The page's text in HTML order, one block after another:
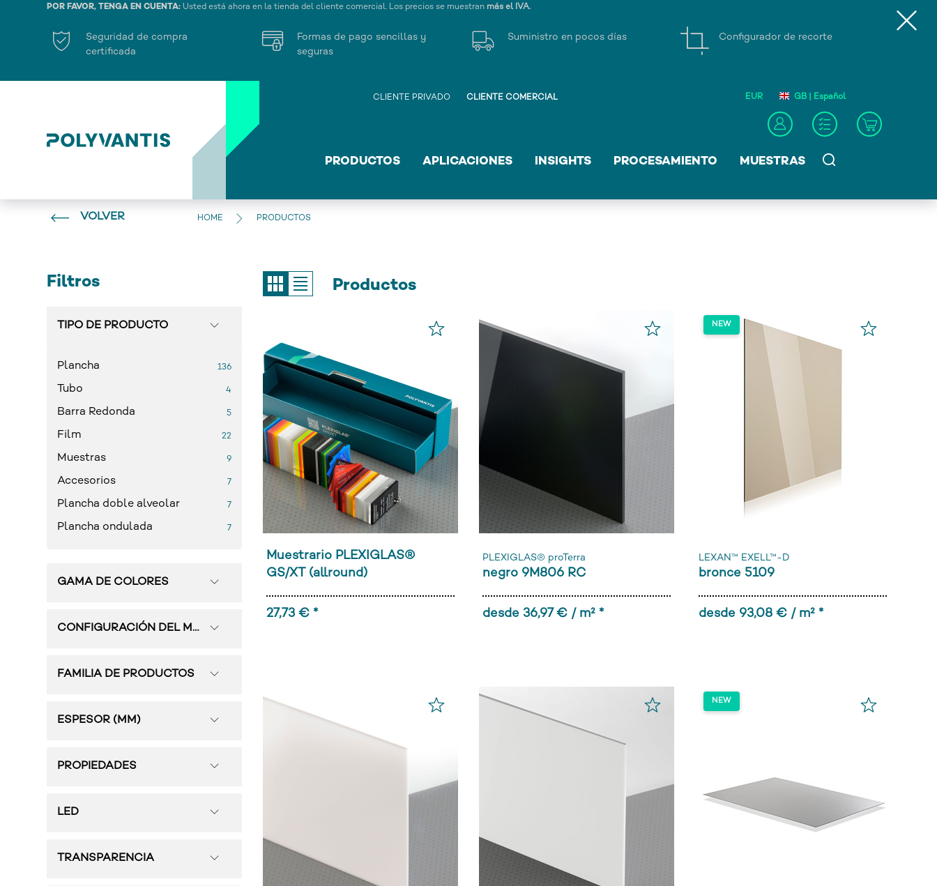
POR FAVOR, TENGA EN CUENTA: Usted está ahora en la tienda del cliente comercial. Los precios se muestran más el IVA.
Seguridad de compra
certificada
Formas de pago sencillas y
seguras
Suministro en pocos días Configurador de recorte
CLIENTE PRIVADO CLIENTE COMERCIAL EUR GB | Español
PRODUCTOS APLICACIONES INSIGHTS PROCESAMIENTO MUESTRAS
VOLVER HOME PRODUCTOS
Filtros
TIPO DE PRODUCTO
Plancha 136
Tubo 4
Barra Redonda 5
Film 22
Muestras 9
Accesorios 7
Plancha doble alveolar 7
Plancha ondulada 7
GAMA DE COLORES
CONFIGURACIÓN DEL MATERIAL
FAMILIA DE PRODUCTOS
ESPESOR (MM)
PROPIEDADES
LED
TRANSPARENCIA
Productos
Muestrario PLEXIGLAS®
GS/XT (allround)
27,73 € *
PLEXIGLAS® proTerra
negro 9M806 RC
desde 36,97 € / m² *
LEXAN™ EXELL™-D
bronce 5109
desde 93,08 € / m² *